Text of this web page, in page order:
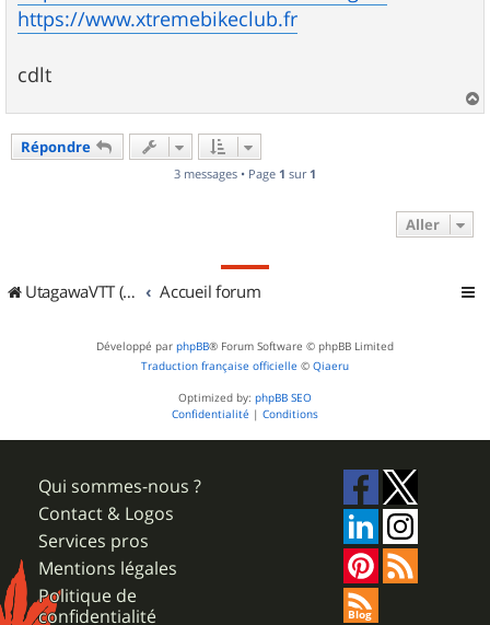
https://www.xtremebikeclub.fr
cdlt
a
Répondre
3 messages • Page 1 sur 1
Aller
UtagawaVTT (Randos VTT et VTTAE avec traces GPS) Accueil forum
Développé par phpBB® Forum Software © phpBB Limited
Traduction française officielle © Qiaeru
Optimized by: phpBB SEO
Confidentialité | Conditions
Qui sommes-nous ?
Contact & Logos
Services pros
Mentions légales
Politique de
confidentialité